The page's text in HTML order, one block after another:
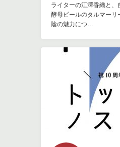
ライターの江澤香織と
酵母ビールのタルマーリ
陰の魅力につ…